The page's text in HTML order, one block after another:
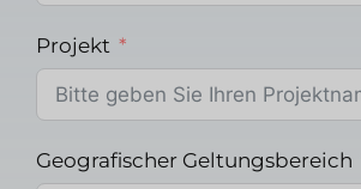
Projekt
Geografischer Geltungsbereich